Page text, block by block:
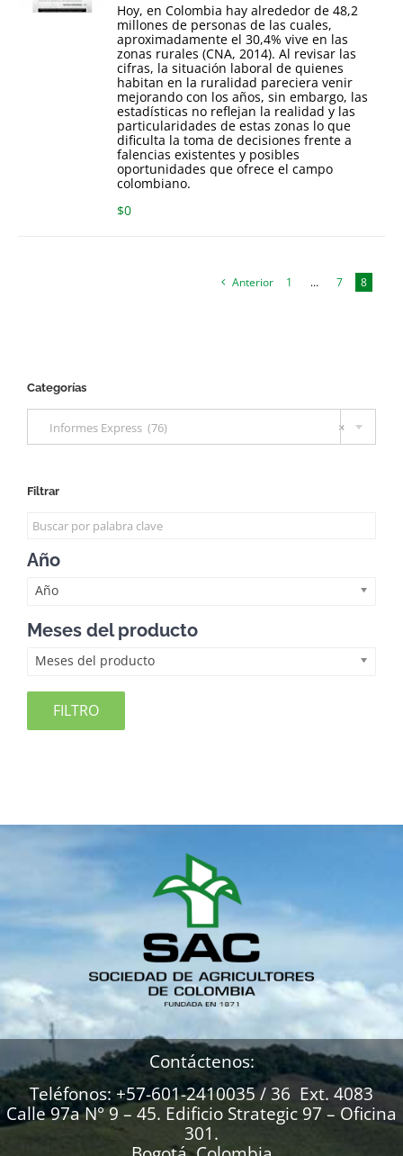
Hoy, en Colombia hay alrededor de 48,2
millones de personas de las cuales,
aproximadamente el 30,4% vive en las
zonas rurales (CNA, 2014). Al revisar las
cifras, la situación laboral de quienes
habitan en la ruralidad pareciera venir
mejorando con los años, sin embargo, las
estadísticas no reflejan la realidad y las
particularidades de estas zonas lo que
dificulta la toma de decisiones frente a
falencias existentes y posibles
oportunidades que ofrece el campo
colombiano.
$0
Anterior 1 … 7 8
Categorías
×
Informes Express (76)
Filtrar
Año
Año
Meses del producto
Meses del producto
FILTRO
Contáctenos:
Teléfonos: +57-601-2410035 / 36 Ext. 4083
Calle 97a N° 9 – 45. Edificio Strategic 97 – Oficina
301.